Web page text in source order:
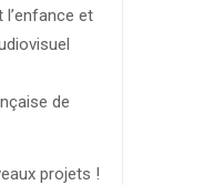
et
de
projets !